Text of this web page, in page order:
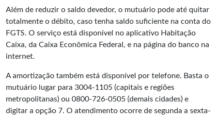
Além de reduzir o saldo devedor, o mutuário pode até quitar
totalmente o débito, caso tenha saldo suficiente na conta do
FGTS. O serviço está disponível no aplicativo Habitação
Caixa, da Caixa Econômica Federal, e na página do banco na
internet.
A amortização também está disponível por telefone. Basta o
mutuário lugar para 3004-1105 (capitais e regiões
metropolitanas) ou 0800-726-0505 (demais cidades) e
digitar a opção 7. O atendimento ocorre de segunda a sexta-